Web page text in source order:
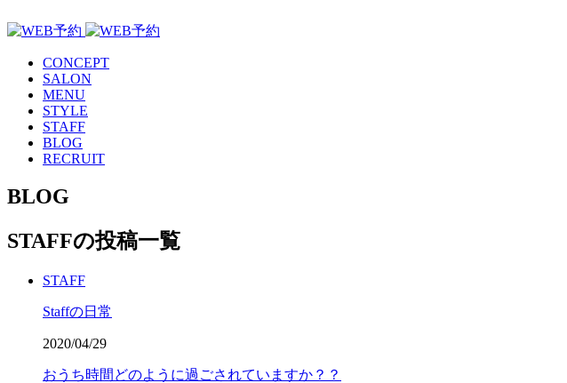
CONCEPT
SALON
MENU
STYLE
STAFF
BLOG
RECRUIT
BLOG
STAFFの投稿一覧
STAFF
Staffの日常
2020/04/29
おうち時間どのように過ごされていますか？？